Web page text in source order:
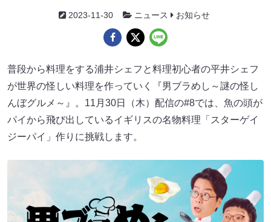
2023-11-30 ニュース お知らせ
普段から料理をする浦井シェフと料理初心者の平井シェフ
が世界の怪しい料理を作っていく『男ブラめし～謎の怪し
んぼグルメ～』。11月30日（木）配信の#8では、魚の頭が
パイから飛び出しているイギリスの名物料理「スターゲイ
ジーパイ」作りに挑戦します。